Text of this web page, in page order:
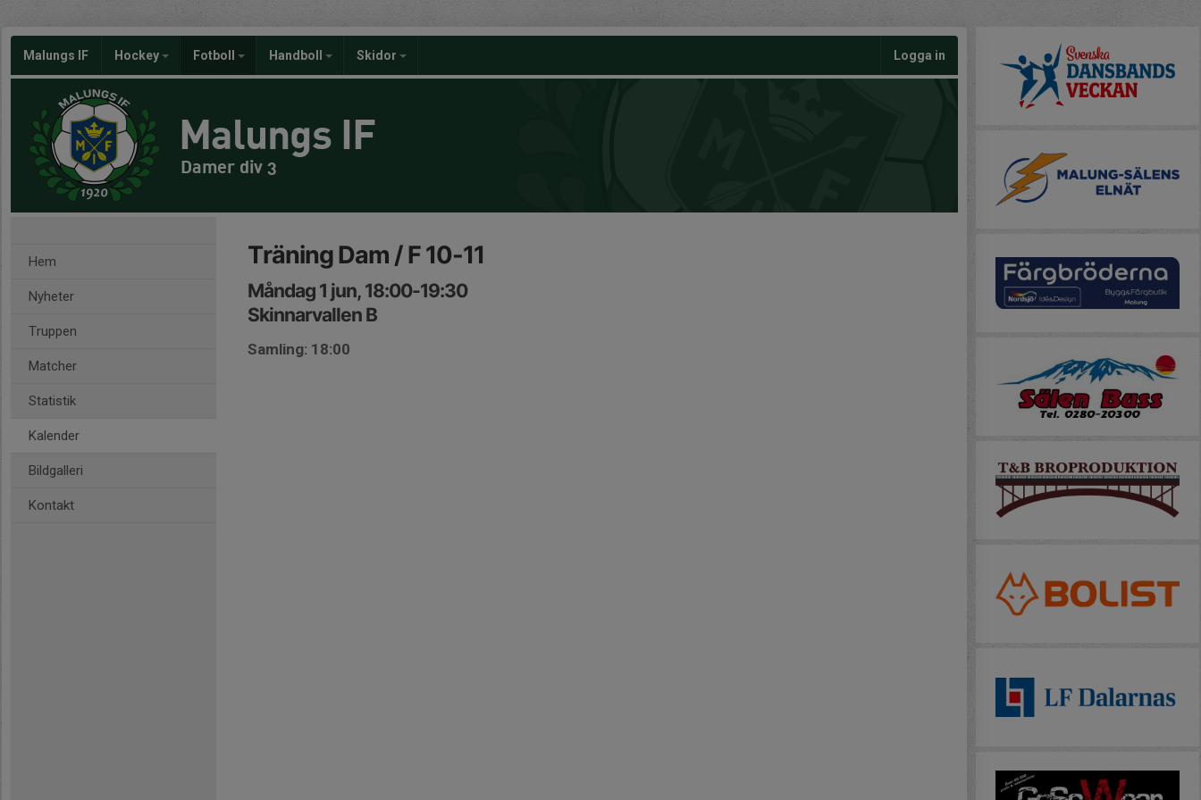
Malungs IF Hockey Fotboll Handboll Skidor Logga in
Malungs IF
Damer div 3
Hem
Nyheter
Truppen
Matcher
Statistik
Kalender
Bildgalleri
Kontakt
Träning Dam / F 10-11
Måndag 1 jun, 18:00-19:30
Skinnarvallen B
Samling: 18:00